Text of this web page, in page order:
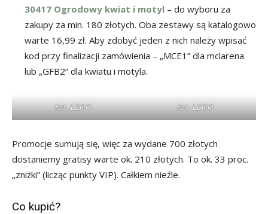
30417 Ogrodowy kwiat i motyl – do wyboru za
zakupy za min. 180 złotych. Oba zestawy są katalogowo
warte 16,99 zł. Aby zdobyć jeden z nich należy wpisać
kod przy finalizacji zamówienia – „MCE1” dla mclarena
lub „GFB2” dla kwiatu i motyla.
fot. LEGO fot. LEGO
Promocje sumują się, więc za wydane 700 złotych
dostaniemy gratisy warte ok. 210 złotych. To ok. 33 proc.
„zniżki” (licząc punkty VIP). Całkiem nieźle.
Co kupić?